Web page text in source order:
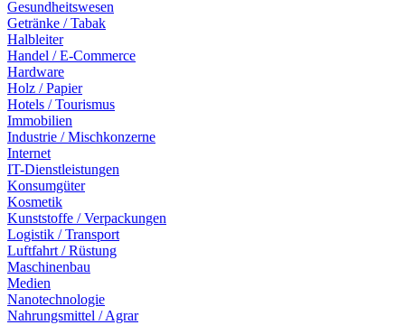
Gesundheitswesen
Getränke / Tabak
Halbleiter
Handel / E-Commerce
Hardware
Holz / Papier
Hotels / Tourismus
Immobilien
Industrie / Mischkonzerne
Internet
IT-Dienstleistungen
Konsumgüter
Kosmetik
Kunststoffe / Verpackungen
Logistik / Transport
Luftfahrt / Rüstung
Maschinenbau
Medien
Nanotechnologie
Nahrungsmittel / Agrar